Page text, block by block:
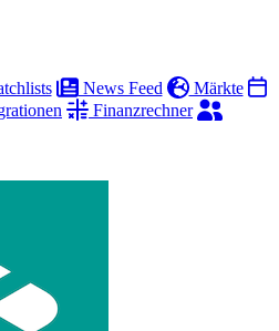
News Feed
Märkte
Finanzrechner